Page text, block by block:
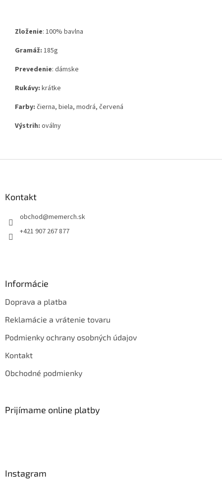
Zloženie: 100% bavlna
Gramáž: 185g
Prevedenie: dámske
Rukávy: krátke
Farby: čierna, biela, modrá, červená
Výstrih: oválny
Kontakt
obchod@memerch.sk
+421 907 267 877
Informácie
Doprava a platba
Reklamácie a vrátenie tovaru
Podmienky ochrany osobných údajov
Kontakt
Obchodné podmienky
Prijímame online platby
Instagram